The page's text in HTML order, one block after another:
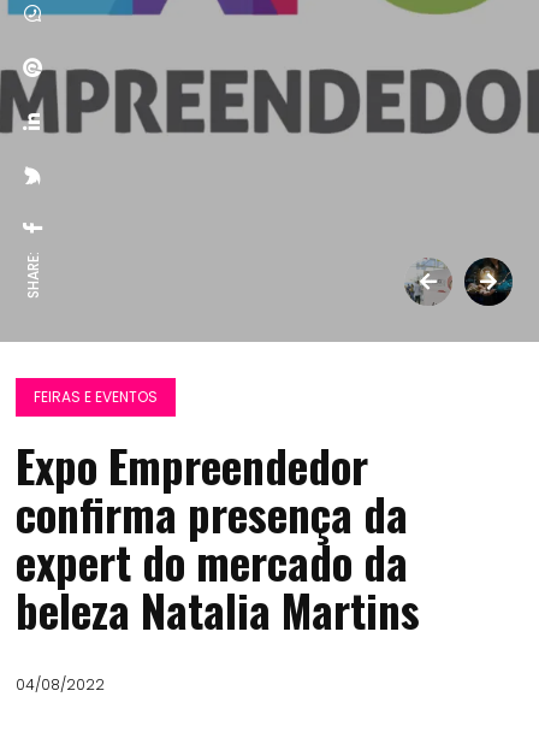
SHARE:
FEIRAS E EVENTOS
Expo Empreendedor
confirma presença da
expert do mercado da
beleza Natalia Martins
04/08/2022